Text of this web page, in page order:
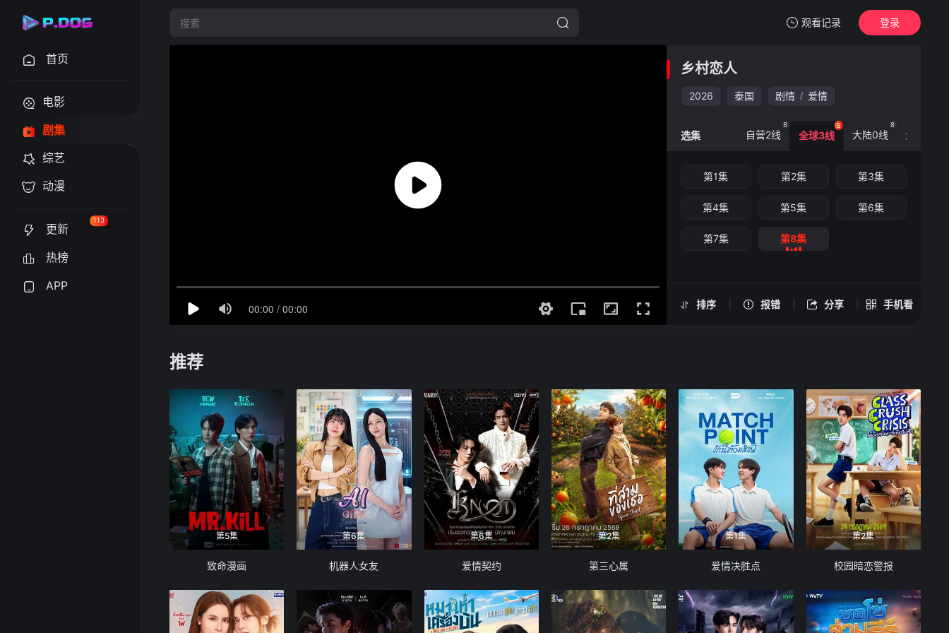
观看记录
我的观影记录
第8集
乡村恋人
登录
首页
电影
剧集
综艺
动漫
更新
113
热榜
APP
乡村恋人
2026 泰国 剧情 / 爱情
排序 报错 分享 手机看
乡村恋人 -第8集
选集自营1线 自营2线
8
全球3线
8
大陆0线
8
大陆3线
第1集 第2集 第3集
第4集 第5集 第6集
第7集 第8集
推荐
第5集
致命漫画
第6集
机器人女友
第6集
爱情契约
第2集
第三心属
第1集
爱情决胜点
第2集
校园暗恋警报